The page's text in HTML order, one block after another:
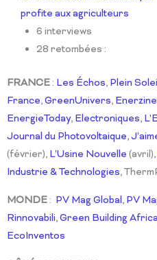
profite aux agriculteurs
6 interviews
28 retombées :
FRANCE : Les Échos, Plein
France,GreenUnivers, Enerzine
EnergieToday, Electroniques,
Journal du Photovoltaique,
(février), L’Usine Nouvelle (avril),
Industrie & Technologies,
MONDE : PV Mag Global, PV
Rinnovabili,Green Building Africa
EcoInventos